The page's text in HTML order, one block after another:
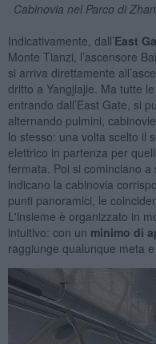
Cabinovia nel Parco di
Indicativamente, dall’East
Monte Tianzi, l’ascensore
si arriva direttamente
dritto a Yangjiajie. Ma tutte
entrando dall’East Gate, si
alternando pulmini,
lo stesso: una volta scelto il
elettrico in partenza per
fermata. Poi si cominciano a
indicano la cabinovia
punti panoramici, le
L'insieme è organizzato in
intuitivo: con un minimo di
raggiunge qualunque meta